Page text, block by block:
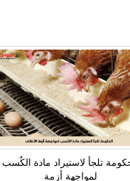
تلجأ لاستيراد مادة الكُسب
لمواجهة أزمة